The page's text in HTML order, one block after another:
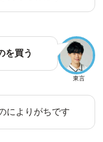
東言
を買う
によりがちです